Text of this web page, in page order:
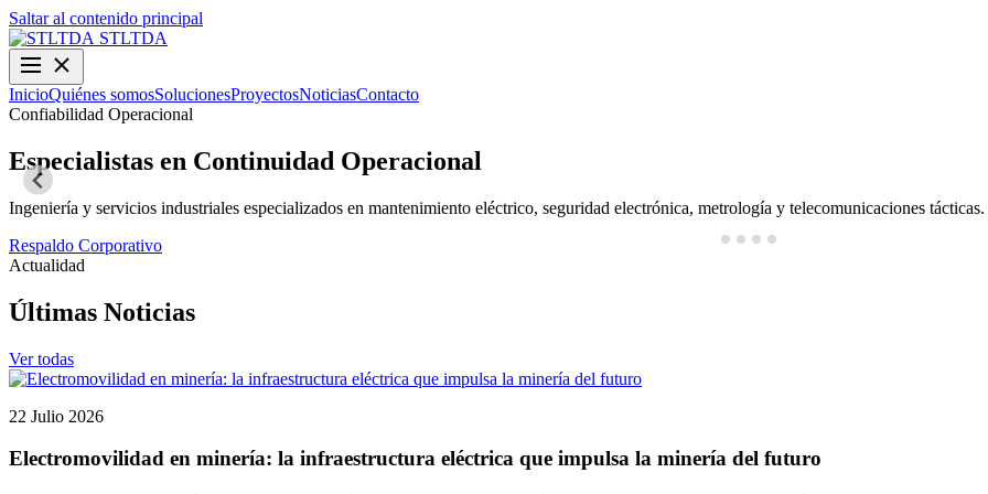
Saltar al contenido principal
STLTDA
InicioQuiénes somosSolucionesProyectosNoticiasContacto
Confiabilidad Operacional
Especialistas en Continuidad Operacional
Ingeniería y servicios industriales especializados en mantenimiento eléctrico, seguridad electrónica, metrología y telecomunicaciones tácticas.
Respaldo Corporativo
Actualidad
Últimas Noticias
Ver todas
22 Julio 2026
Electromovilidad en minería: la infraestructura eléctrica que impulsa la minería del futuro